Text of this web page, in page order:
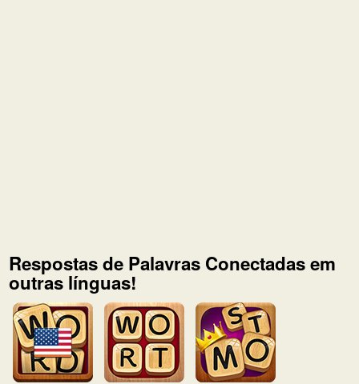
Respostas de Palavras Conectadas em
outras línguas!